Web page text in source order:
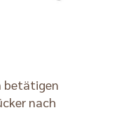
betätigen
nach